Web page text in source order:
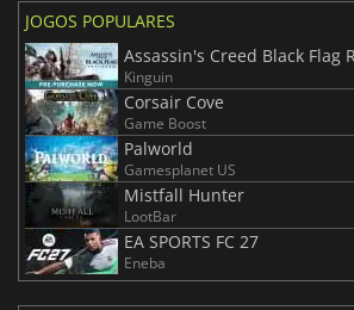
JOGOS POPULARES
Assassin's Creed Black Flag
Kinguin
Corsair Cove
Game Boost
Palworld
Gamesplanet US
Mistfall Hunter
LootBar
EA SPORTS FC 27
Eneba